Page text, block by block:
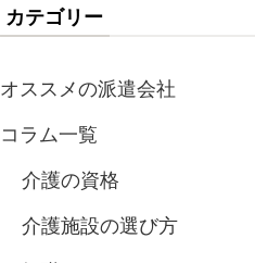
カテゴリー
オススメの派遣会社
コラム一覧
介護の資格
介護施設の選び方